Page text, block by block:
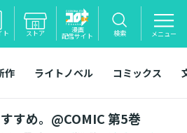
ト ストア 漫画
配信サイト 検索 メニュー
作 ライトノベル コミックス
すめ。@COMIC 第5巻